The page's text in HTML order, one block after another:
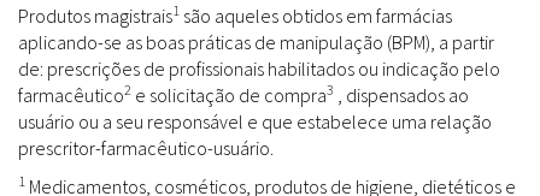
Produtos magistrais1 são aqueles obtidos em farmácias
aplicando-se as boas práticas de manipulação (BPM), a partir
de: prescrições de profissionais habilitados ou indicação pelo
farmacêutico2 e solicitação de compra3 , dispensados ao
usuário ou a seu responsável e que estabelece uma relação
prescritor-farmacêutico-usuário.
1 Medicamentos, cosméticos, produtos de higiene, dietéticos e